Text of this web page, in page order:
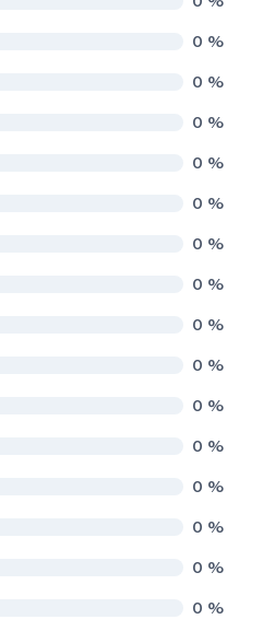
0 %
0 %
0 %
0 %
0 %
0 %
0 %
0 %
0 %
0 %
0 %
0 %
0 %
0 %
0 %